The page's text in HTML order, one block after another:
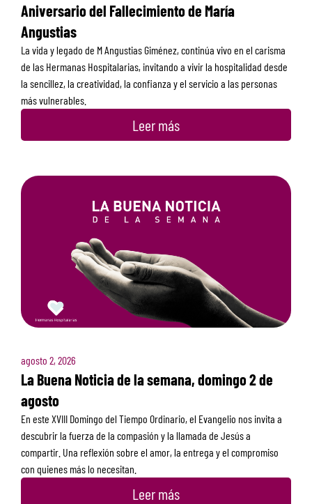
Aniversario del Fallecimiento de María
Angustias
La vida y legado de M Angustias Giménez, continúa vivo en el carisma
de las Hermanas Hospitalarias, invitando a vivir la hospitalidad desde
la sencillez, la creatividad, la confianza y el servicio a las personas
más vulnerables.
Leer más
agosto 2, 2026
La Buena Noticia de la semana, domingo 2 de
agosto
En este XVIII Domingo del Tiempo Ordinario, el Evangelio nos invita a
descubrir la fuerza de la compasión y la llamada de Jesús a
compartir. Una reflexión sobre el amor, la entrega y el compromiso
con quienes más lo necesitan.
Leer más